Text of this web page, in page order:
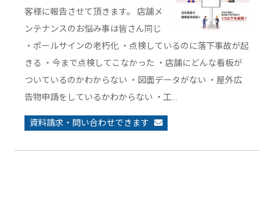
客様に報告させて頂きます。 店舗メ
ンテナンスのお悩み事は皆さん同じ
・ポールサインの老朽化 ・点検しているのに落下事故が起
きる ・今まで点検してこなかった ・店舗にどんな看板が
ついているのかわからない ・図面データがない ・屋外広
告物申請をしているかわからない ・工…
資料請求・問い合わせできます